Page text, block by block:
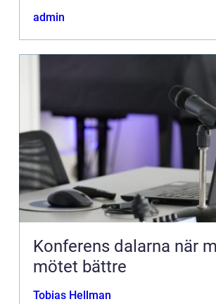
admin
Konferens dalarna när miljön gör
mötet bättre
Tobias Hellman